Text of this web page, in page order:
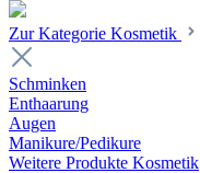
Zur Kategorie Kosmetik
Schminken
Enthaarung
Augen
Manikure/Pedikure
Weitere Produkte Kosmetik